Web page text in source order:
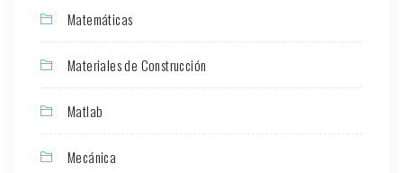
Matemáticas
Materiales de Construcción
Matlab
Mecánica